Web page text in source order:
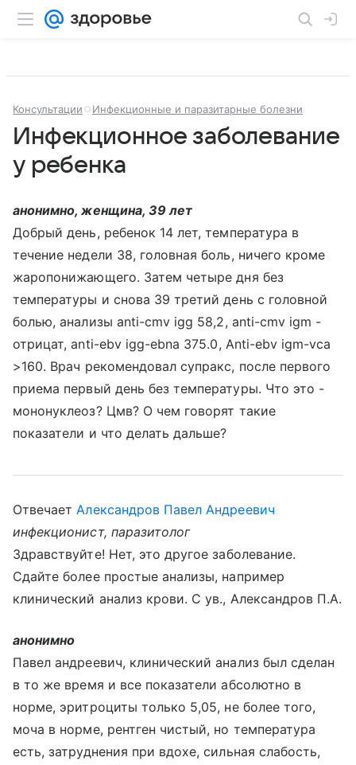
Консультации Инфекционные и паразитарные болезни
Инфекционное заболевание
у ребенка
анонимно, женщина, 39 лет
Добрый день, ребенок 14 лет, температура в
течение недели 38, головная боль, ничего кроме
жаропонижающего. Затем четыре дня без
температуры и снова 39 третий день с головной
болью, анализы anti-cmv igg 58,2, anti-cmv igm -
отрицат, anti-ebv igg-ebna 375.0, Anti-ebv igm-vca
>160. Врач рекомендовал супракс, после первого
приема первый день без температуры. Что это -
мононуклеоз? Цмв? О чем говорят такие
показатели и что делать дальше?
ОтвечаетАлександров Павел Андреевич
инфекционист, паразитолог
Здравствуйте! Нет, это другое заболевание.
Сдайте более простые анализы, например
клинический анализ крови. С ув., Александров П.А.
анонимно
Павел андреевич, клинический анализ был сделан
в то же время и все показатели абсолютно в
норме, эритроциты только 5,05, не более того,
моча в норме, рентген чистый, но температура
есть, затруднения при вдохе, сильная слабость,